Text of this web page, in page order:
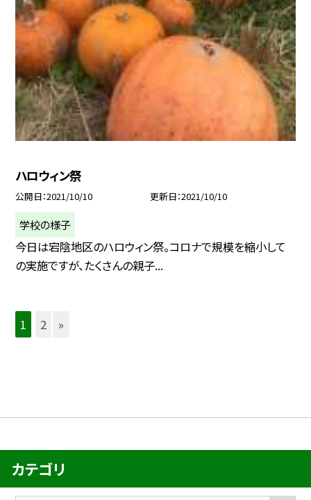
ハロウィン祭
公開日 2021/10/10 更新日 2021/10/10
学校の様子
今日は宕陰地区のハロウィン祭。コロナで規模を縮小して
の実施ですが、たくさんの親子...
1 2 »
カテゴリ